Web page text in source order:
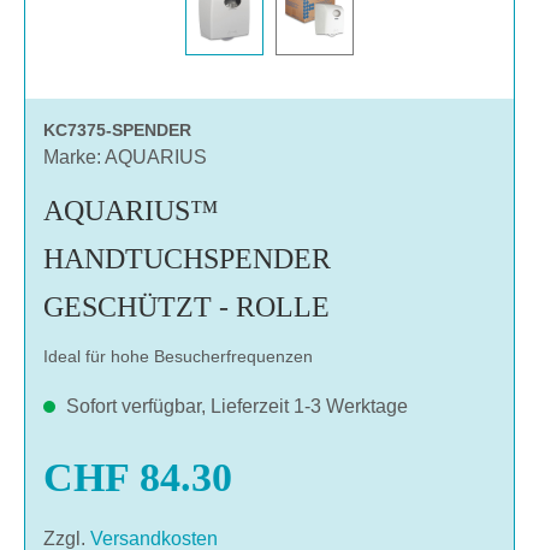
KC7375-SPENDER
Marke: AQUARIUS
AQUARIUS™
HANDTUCHSPENDER
GESCHÜTZT - ROLLE
Ideal für hohe Besucherfrequenzen
Sofort verfügbar, Lieferzeit 1-3 Werktage
CHF 84.30
Zzgl. Versandkosten